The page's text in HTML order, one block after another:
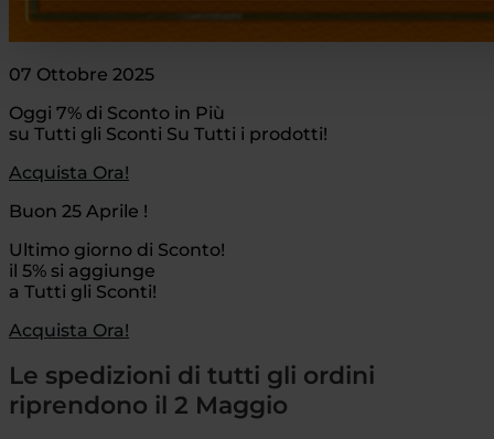
07 Ottobre 2025
Oggi 7% di Sconto in Più
su Tutti gli Sconti Su Tutti i prodotti!
Acquista Ora!
Buon 25 Aprile !
Ultimo giorno di Sconto!
il 5% si aggiunge
a Tutti gli Sconti!
Acquista Ora!
Le spedizioni di tutti gli ordini
riprendono il 2 Maggio